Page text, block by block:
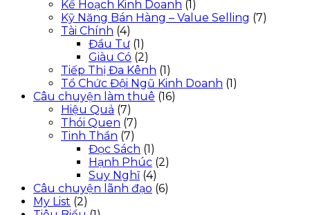
Kế Hoạch Kinh Doanh (1)
Kỹ Năng Bán Hàng – Value Selling (7)
Tài Chính (4)
Đầu Tư (1)
Giàu Có (2)
Tiếp Thị Đa Kênh (1)
Tổ Chức Đội Ngũ Kinh Doanh (1)
Câu chuyện làm thuê (16)
Hiệu Quả (7)
Thói Quen (7)
Tinh Thần (7)
Đọc Sách (1)
Hạnh Phúc (2)
Suy Nghĩ(4)
Câu chuyện lãnh đạo (6)
My List (2)